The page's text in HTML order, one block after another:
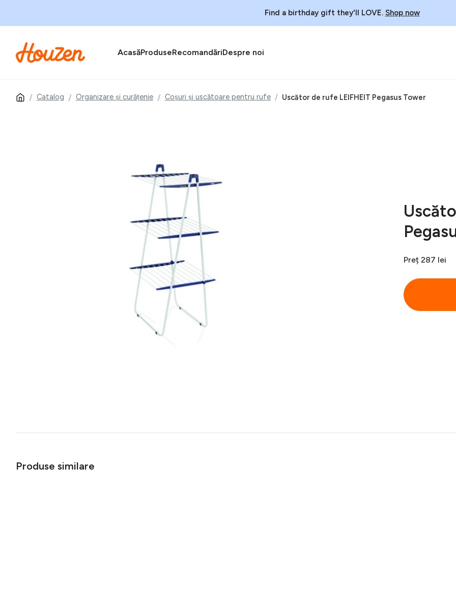
Find a birthday gift they'll LOVE. Shop now
AcasăProduseRecomandăriDespre noi
Catalog Organizare și curățenie Coșuri și uscătoare pentru rufe Uscător de rufe LEIFHEIT Pegasus Tower
Preț 287 lei
Produse similare